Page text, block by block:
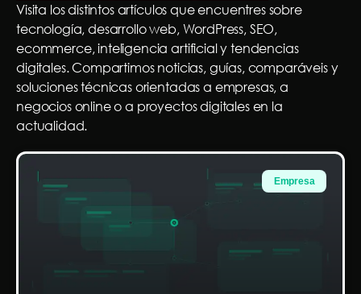
Visita los distintos artículos que encuentres sobre
tecnología, desarrollo web, WordPress, SEO,
ecommerce, inteligencia artificial y tendencias
digitales. Compartimos noticias, guías, comparáveis y
soluciones técnicas orientadas a empresas, a
negocios online o a proyectos digitales en la
actualidad.
Empresa